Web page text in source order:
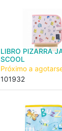
LIBRO PIZARRA
SCOOL
Próximo a
101932